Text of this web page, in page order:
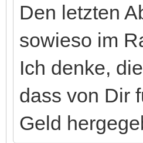
Den letzten
sowieso im
Ich denke,
dass von Dir
Geld